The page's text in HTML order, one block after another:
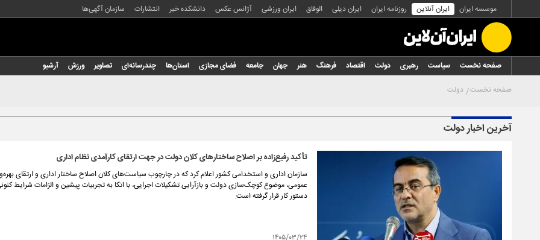
موسسه ایران ایران آنلاین روزنامه ایران ایران دیلی الوفاق ایران ورزشی آژانس عکس دانشکده خبر انتشارات سازمان آگهی‌ها
صفحه نخست سیاست رهبری دولت اقتصاد فرهنگ هنر جهان جامعه فضای مجازی استان‌ها چندرسانه‌ای تصاویر ورزش
آرشیو
صفحه نخست دولت
آخرین اخبار دولت
تأکید رفیع‌زاده بر اصلاح ساختارهای کلان دولت در جهت ارتقای کارآمدی نظام اداری
سازمان اداری و استخدامی کشور اعلام کرد که در چارچوب سیاست‌های کلان اصلاح ساختار اداری و ارتقای
عمومی، موضوع کوچک‌سازی دولت و بازآرایی تشکیلات اجرایی، با اتکا به تجربیات پیشین و الزامات شرایط
دستور کار قرار گرفته است.